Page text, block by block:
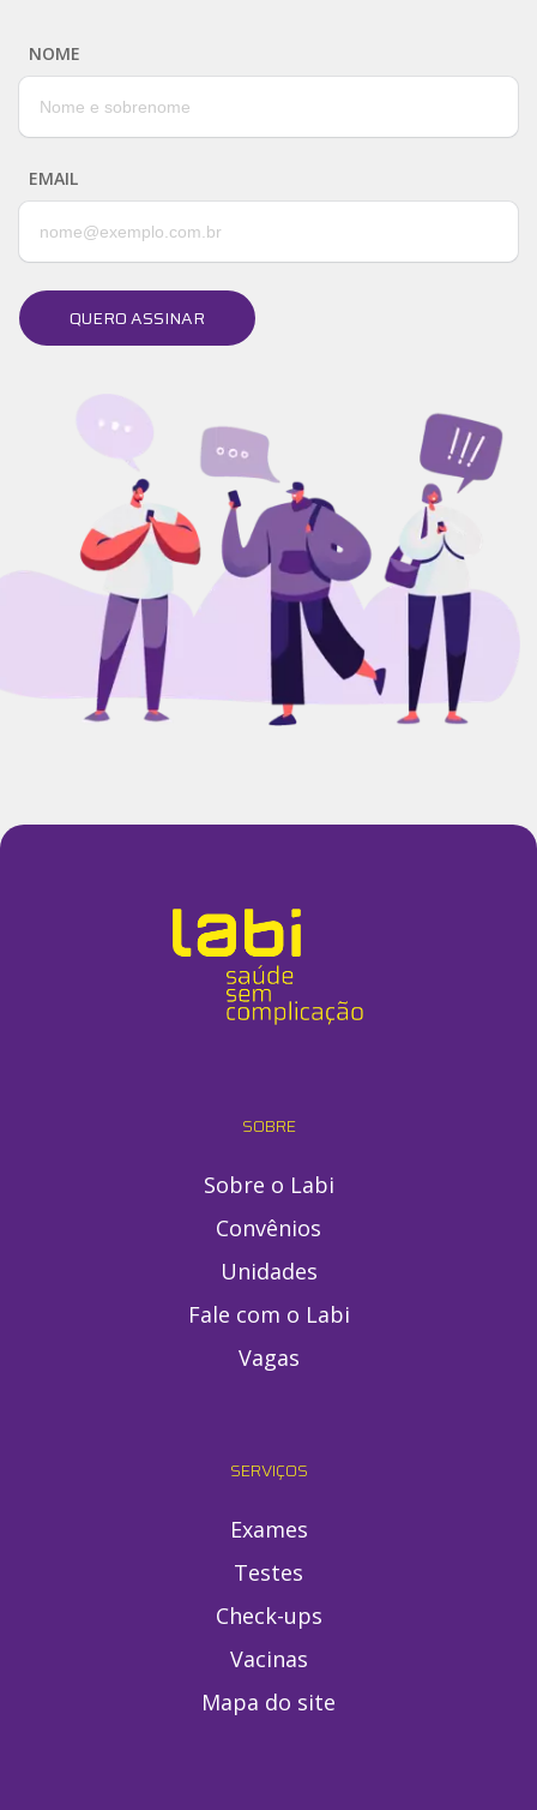
NOME
EMAIL
QUERO ASSINAR
SOBRE
Sobre o Labi
Convênios
Unidades
Fale com o Labi
Vagas
SERVIÇOS
Exames
Testes
Check-ups
Vacinas
Mapa do site